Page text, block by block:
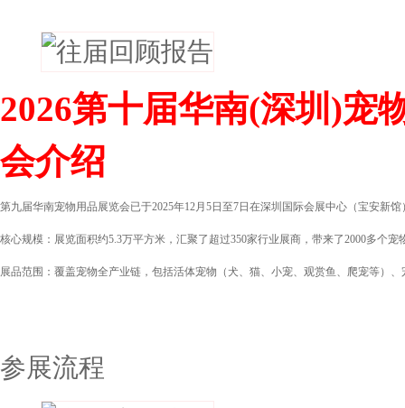
2026第十届华南(深圳)宠
会介绍
第九届华南宠物用品展览会已于2025年12月5日至7日在深圳国际会展中心（宝安新
核心规模：展览面积约‌5.3万平方米‌，汇聚了超过350家行业展商，带来了2000多个
展品范围：覆盖宠物全产业链，包括活体宠物（犬、猫、小宠、观赏鱼、爬宠等）
参展流程